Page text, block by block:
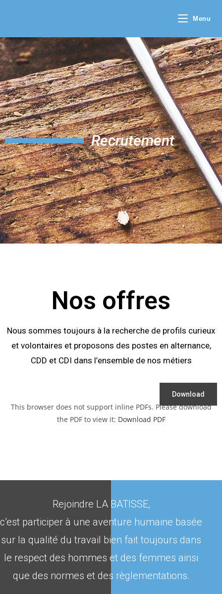
Menu
Recrutement
Nos offres
Nous sommes toujours à la recherche de profils curieux
et volontaires et proposons des postes en alternance,
CDD et CDI dans l’ensemble de nos métiers
Download
This browser does not support inline PDFs. Please download
the PDF to view it: Download PDF
Rejoindre LA BATISSE,
c’est participer à une aventure humaine basée
sur la qualité du travail bien fait toujours dans
le respect des hommes et des femmes ainsi
que des normes et des règlementations.